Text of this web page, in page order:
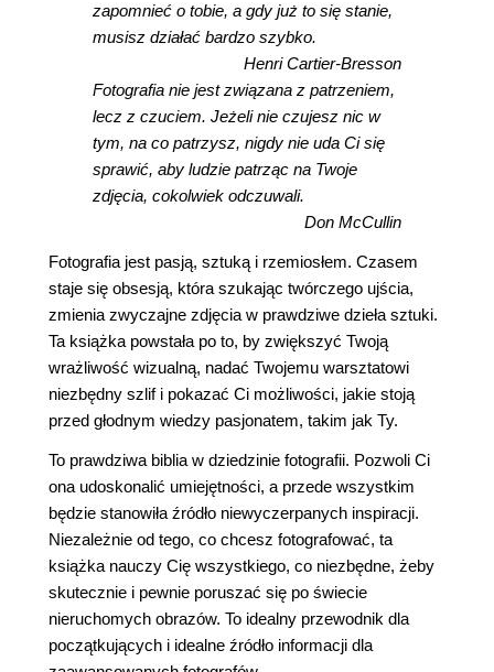
zapomnieć o tobie, a gdy już to się stanie,
musisz działać bardzo szybko.
Henri Cartier-Bresson
Fotografia nie jest związana z patrzeniem,
lecz z czuciem. Jeżeli nie czujesz nic w
tym, na co patrzysz, nigdy nie uda Ci się
sprawić, aby ludzie patrząc na Twoje
zdjęcia, cokolwiek odczuwali.
Don McCullin
Fotografia jest pasją, sztuką i rzemiosłem. Czasem
staje się obsesją, która szukając twórczego ujścia,
zmienia zwyczajne zdjęcia w prawdziwe dzieła sztuki.
Ta książka powstała po to, by zwiększyć Twoją
wrażliwość wizualną, nadać Twojemu warsztatowi
niezbędny szlif i pokazać Ci możliwości, jakie stoją
przed głodnym wiedzy pasjonatem, takim jak Ty.
To prawdziwa biblia w dziedzinie fotografii. Pozwoli Ci
ona udoskonalić umiejętności, a przede wszystkim
będzie stanowiła źródło niewyczerpanych inspiracji.
Niezależnie od tego, co chcesz fotografować, ta
książka nauczy Cię wszystkiego, co niezbędne, żeby
skutecznie i pewnie poruszać się po świecie
nieruchomych obrazów. To idealny przewodnik dla
początkujących i idealne źródło informacji dla